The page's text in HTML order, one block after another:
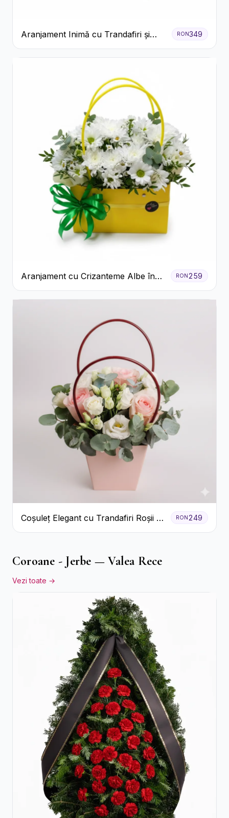
Aranjament Inimă cu Trandafiri și
Praline Ferrero
RON349
Aranjament cu Crizanteme Albe în
Cutie Galbenă
RON 259
Coșuleț Elegant cu Trandafiri Roșii și
Lisianthus Alb
RON 249
Coroane - Jerbe — Valea Rece
Vezi toate →